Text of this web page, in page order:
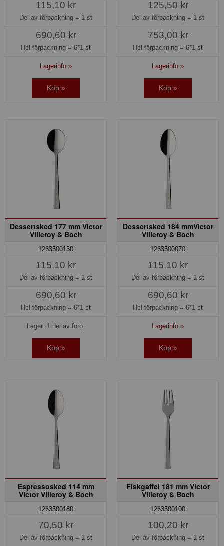
115,10 kr
Del av förpackning = 1 st
690,60 kr
Hel förpackning = 6*1 st
Lagerinfo »
Köp »
125,50 kr
Del av förpackning = 1 st
753,00 kr
Hel förpackning = 6*1 st
Lagerinfo »
Köp »
Dessertsked 177 mm Victor
Villeroy & Boch
1263500130
115,10 kr
Del av förpackning = 1 st
690,60 kr
Hel förpackning = 6*1 st
Lager: 1 del av förp.
Köp »
Dessertsked 184 mmVictor
Villeroy & Boch
1263500070
115,10 kr
Del av förpackning = 1 st
690,60 kr
Hel förpackning = 6*1 st
Lagerinfo »
Köp »
Espressosked 114 mm
Victor Villeroy & Boch
1263500180
70,50 kr
Del av förpackning = 1 st
Fiskgaffel 181 mm Victor
Villeroy & Boch
1263500100
100,20 kr
Del av förpackning = 1 st